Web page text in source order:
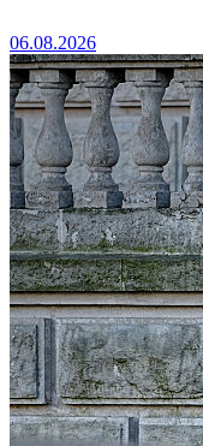
06.08.2026